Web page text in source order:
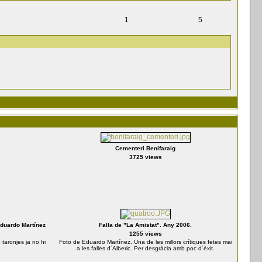
1 5
Cementeri Benifaraig
3725 views
Martínez
taronjes ja no hi
Falla de "La Amistat". Any 2006.
1255 views
Foto de Eduardo Martínez. Una de les millors crítiques fetes mai
a les falles d´Alberic. Per desgràcia amb poc d´èxit.